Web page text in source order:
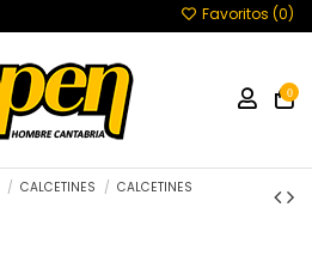
Favoritos (0)
0
CALCETINES
CALCETINES